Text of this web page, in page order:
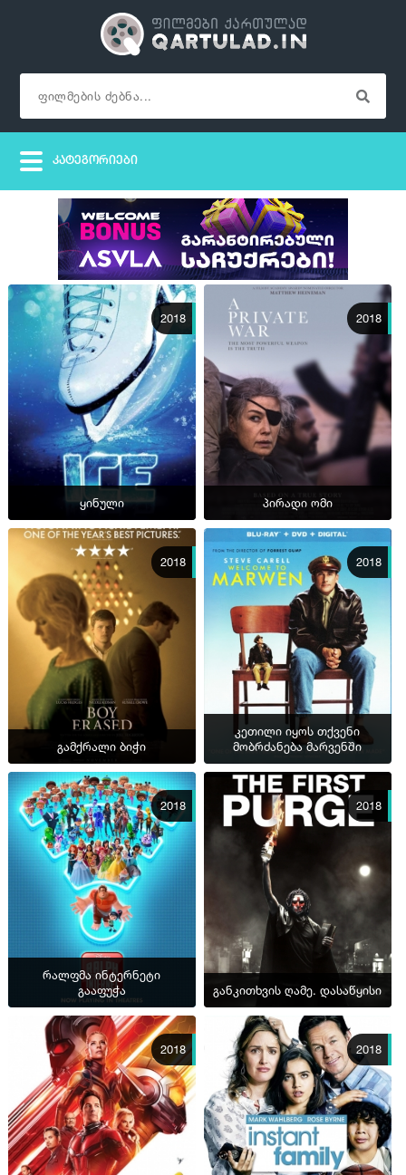
2018
ყინული
2018
პირადი ომი
2018
გამქრალი ბიჭი
2018
კეთილი იყოს თქვენი
მობრძანება მარვენში
2018
რალფმა ინტერნეტი
გააფუჭა
2018
განკითხვის ღამე. დასაწყისი
2018 2018